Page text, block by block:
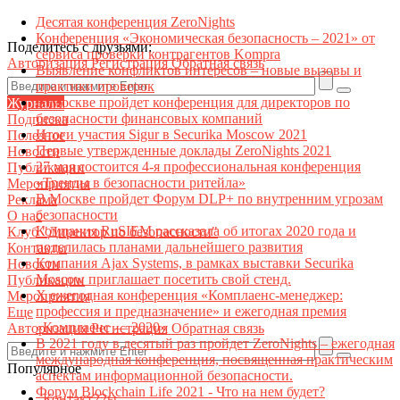
Поделитесь с друзьями:
АвторизацияРегистрацияОбратная связь
Журналы
Подписка
Полезное
Новости
Публикации
Мероприятия
Реклама
О нас
Клуб "Директор по безопасности"
Контакты
Новости
Публикации
Мероприятия
Еще
АвторизацияРегистрация Обратная связь
Популярное
Десятая конференция ZeroNights
Конференция «Экономическая безопасность – 2021» от
сервиса проверки контрагентов Kompra
Выявление конфликтов интересов – новые вызовы и
практики проверок
В Москве пройдет конференция для директоров по
безопасности финансовых компаний
Итоги участия Sigur в Securika Moscow 2021
Первые утвержденные доклады ZeroNights 2021
27 мая состоится 4-я профессиональная конференция
«Тренды в безопасности ритейла»
В Москве пройдет Форум DLP+ по внутренним угрозам
безопасности
Компания RuSIEM рассказала об итогах 2020 года и
поделилась планами дальнейшего развития
Компания Ajax Systems, в рамках выставки Securika
Moscow приглашает посетить свой стенд.
X ежегодная конференция «Комплаенс-менеджер:
профессия и предназначение» и ежегодная премия
«Комплаенс — 2020»
В 2021 году в десятый раз пройдет ZeroNights – ежегодная
международная конференция, посвященная практическим
аспектам информационной безопасности.
Форум Blockchain Life 2021 - Что на нем будет?